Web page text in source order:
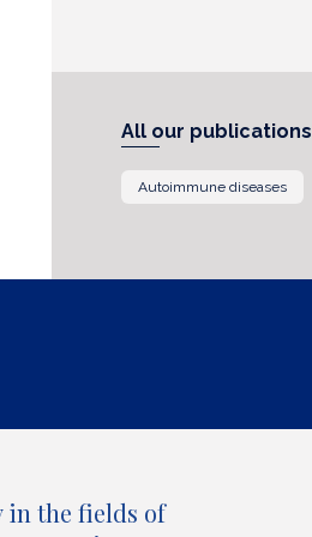
All our publications
Autoimmune diseases
the fields of